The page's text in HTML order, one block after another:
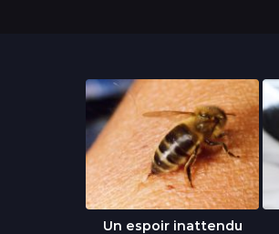
Un espoir inattendu